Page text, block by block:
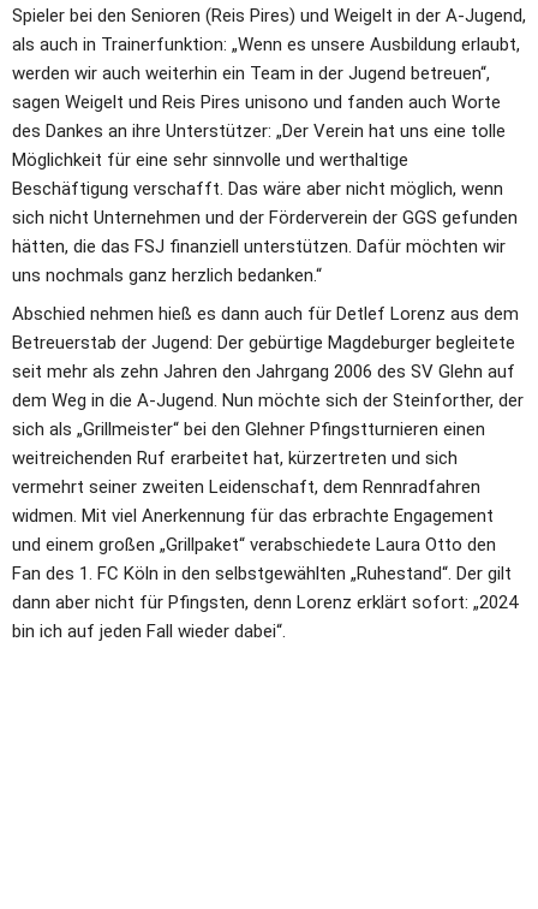
Spieler bei den Senioren (Reis Pires) und Weigelt in der A-Jugend,
als auch in Trainerfunktion: „Wenn es unsere Ausbildung erlaubt,
werden wir auch weiterhin ein Team in der Jugend betreuen“,
sagen Weigelt und Reis Pires unisono und fanden auch Worte
des Dankes an ihre Unterstützer: „Der Verein hat uns eine tolle
Möglichkeit für eine sehr sinnvolle und werthaltige
Beschäftigung verschafft. Das wäre aber nicht möglich, wenn
sich nicht Unternehmen und der Förderverein der GGS gefunden
hätten, die das FSJ finanziell unterstützen. Dafür möchten wir
uns nochmals ganz herzlich bedanken.“
Abschied nehmen hieß es dann auch für Detlef Lorenz aus dem
Betreuerstab der Jugend: Der gebürtige Magdeburger begleitete
seit mehr als zehn Jahren den Jahrgang 2006 des SV Glehn auf
dem Weg in die A-Jugend. Nun möchte sich der Steinforther, der
sich als „Grillmeister“ bei den Glehner Pfingstturnieren einen
weitreichenden Ruf erarbeitet hat, kürzertreten und sich
vermehrt seiner zweiten Leidenschaft, dem Rennradfahren
widmen. Mit viel Anerkennung für das erbrachte Engagement
und einem großen „Grillpaket“ verabschiedete Laura Otto den
Fan des 1. FC Köln in den selbstgewählten „Ruhestand“. Der gilt
dann aber nicht für Pfingsten, denn Lorenz erklärt sofort: „2024
bin ich auf jeden Fall wieder dabei“.